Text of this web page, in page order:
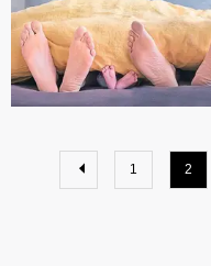
1 2